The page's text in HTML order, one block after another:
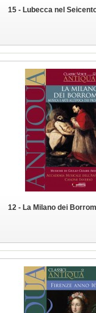
15 - Lubecca nel
12 - La Milano dei